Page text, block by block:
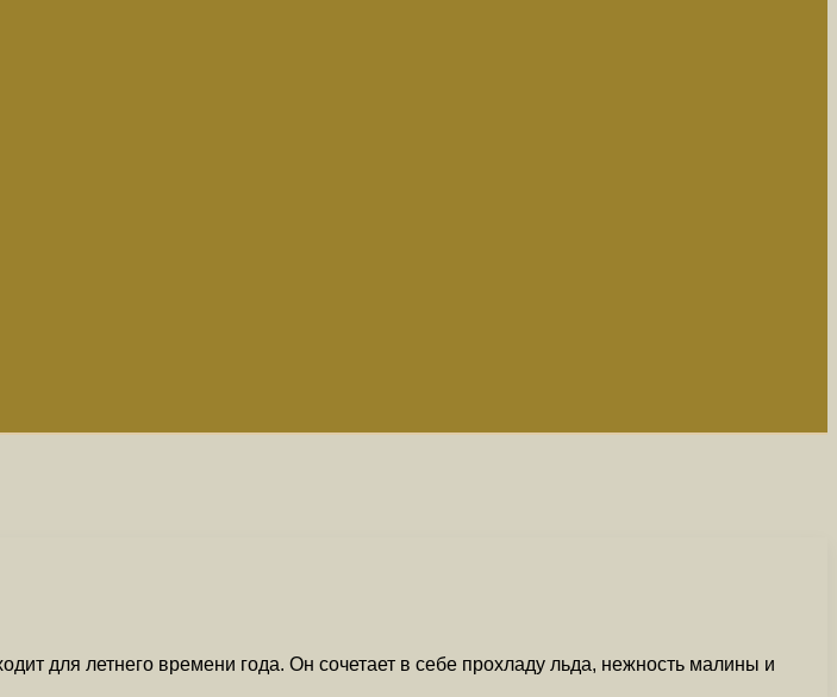
для летнего времени года. Он сочетает в себе прохладу льда, нежность малины и